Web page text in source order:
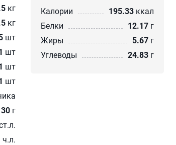
кг
кг
шт
шт
шт
шт
30 г
ч.л.
Калории 195.33 ккал
Белки
12.17 г
Жиры
5.67 г
Углеводы
24.83 г